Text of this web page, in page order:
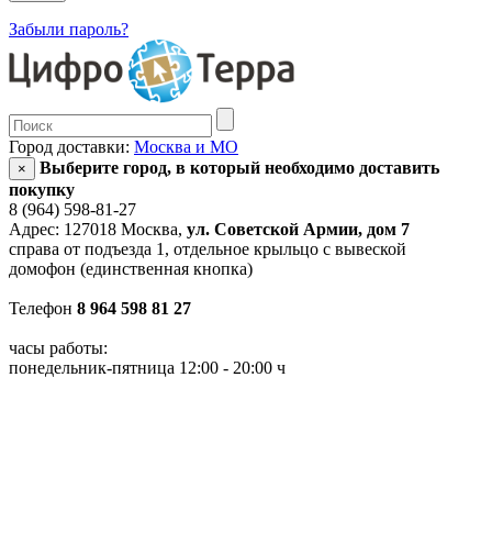
Забыли пароль?
Город доставки: Москва и МО
×
Выберите город, в который необходимо доставить
покупку
8 (964) 598-81-27
Адрес: 127018 Москва, ул. Советской Армии, дом 7
справа от подъезда 1, отдельное крыльцо с вывеской
домофон (единственная кнопка)
Телефон 8 964 598 81 27
часы работы:
понедельник-пятница 12:00 - 20:00 ч